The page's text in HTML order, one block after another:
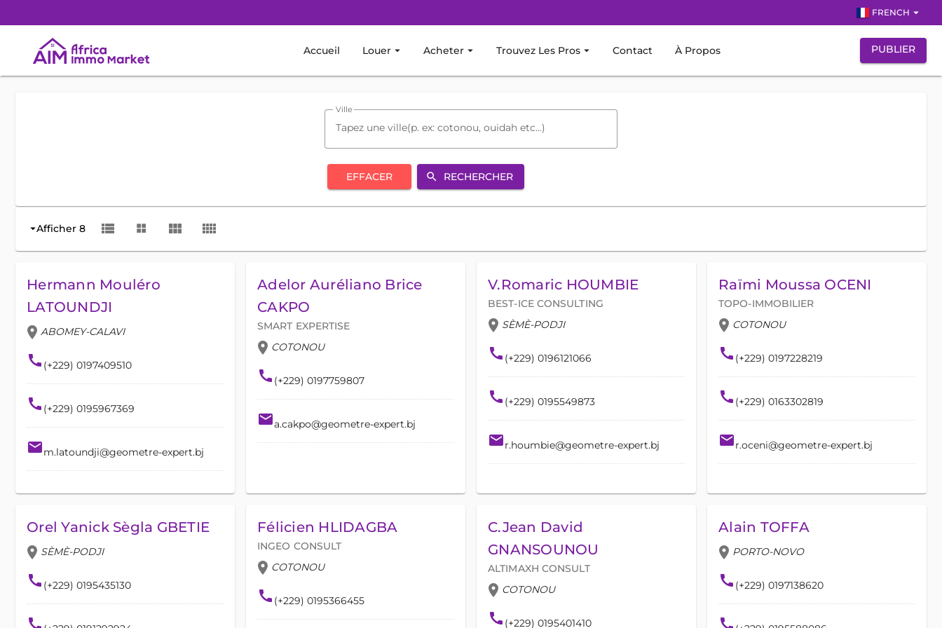
FRENCH arrow_drop_down
Accueil Louer arrow_drop_down Acheter arrow_drop_down Trouvez Les Pros arrow_drop_down Contact À Propos PUBLIER
Ville
EFFACER search RECHERCHER
arrow_drop_downAfficher 8 view_list view_module view_comfy
Hermann Mouléro
LATOUNDJI
location_on ABOMEY-CALAVI
call (+229) 0197409510
call (+229) 0195967369
emailm.latoundji@geometre-expert.bj
Adelor Auréliano Brice
CAKPO
SMART EXPERTISE
location_on COTONOU
call (+229) 0197759807
emaila.cakpo@geometre-expert.bj
V.Romaric HOUMBIE
BEST-ICE CONSULTING
location_on SÈMÈ-PODJI
call (+229) 0196121066
call (+229) 0195549873
emailr.houmbie@geometre-expert.bj
Raïmi Moussa OCENI
TOPO-IMMOBILIER
location_on COTONOU
call (+229) 0197228219
call (+229) 0163302819
emailr.oceni@geometre-expert.bj
Orel Yanick Sègla GBETIE
location_on SÈMÈ-PODJI
call (+229) 0195435130
call
Félicien HLIDAGBA
INGEO CONSULT
location_on COTONOU
call (+229) 0195366455
C.Jean David
GNANSOUNOU
ALTIMAXH CONSULT
location_on COTONOU
call (+229) 0195401410
Alain TOFFA
location_on PORTO-NOVO
call (+229) 0197138620
call